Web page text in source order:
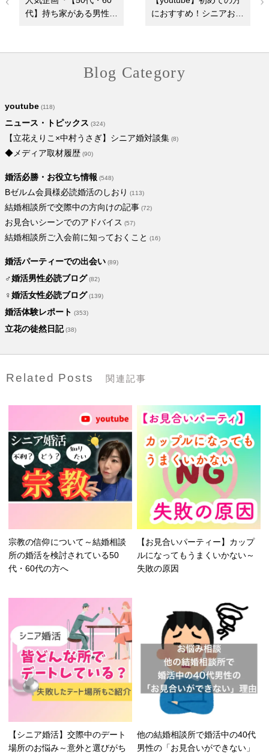
代】持ち家がある男性と
におすすめ！シニアお見
Blog Category
youtube (118)
ニュース・トピックス (324)
【立花えりこ×中村うさぎ】シニア婚対談集 (8)
◆メディア取材履歴 (90)
婚活必勝・お役立ち情報 (548)
Bゼルム会員様必読婚活のしおり (113)
結婚相談所で交際中の方向けの記事 (72)
お見合いシーンでのアドバイス (57)
結婚相談所ご入会前に知っておくこと (16)
婚活パーティーでの出会い (89)
♂婚活男性必読ブログ (82)
♀婚活女性必読ブログ (139)
婚活体験レポート (353)
立花の徒然日記(38)
Related Posts 関連記事
宗教の信仰について～結婚相談
所の婚活を検討されている50
代・60代の方へ
【お見合いパーティー】カップ
ルになってもうまくいかない～
失敗の原因
【シニア婚活】交際中のデート
場所のお悩み～意外と選びがち
他の結婚相談所で婚活中の40代
男性の「お見合いができない」